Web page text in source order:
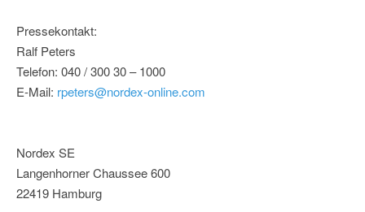
Pressekontakt:
Ralf Peters
Telefon: 040 / 300 30 – 1000
E-Mail: rpeters@nordex-online.com
Nordex SE
Langenhorner Chaussee 600
22419 Hamburg